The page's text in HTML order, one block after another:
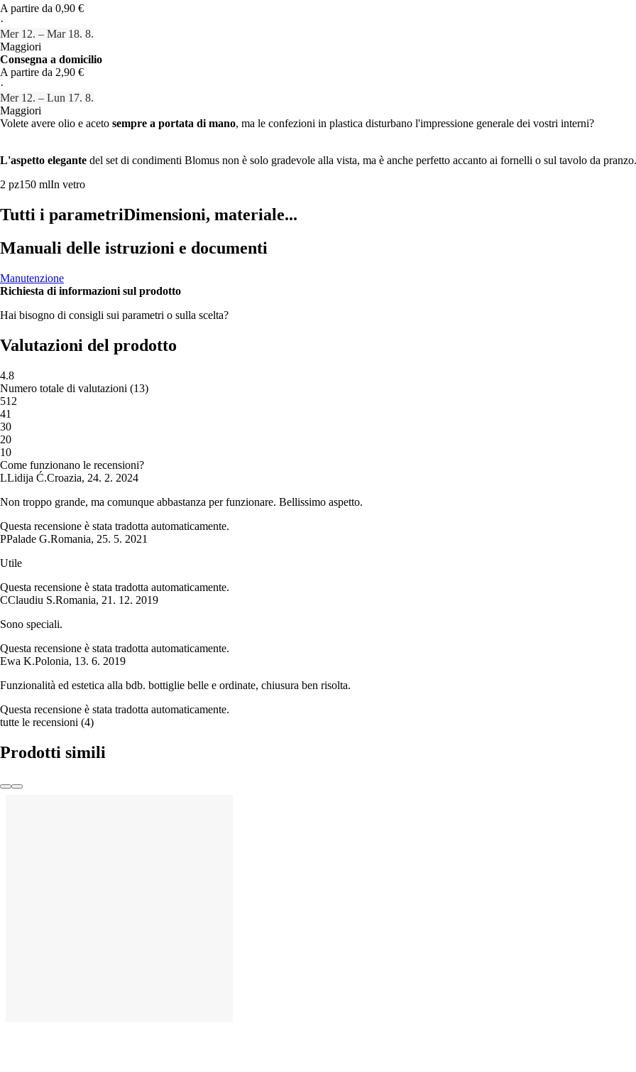
A partire da 0,90 €
·
Mer 12. – Mar 18. 8.
Maggiori
Consegna a domicilio
A partire da 2,90 €
·
Mer 12. – Lun 17. 8.
Maggiori
Volete avere olio e aceto sempre a portata di mano, ma le confezioni in plastica disturbano l'impressione generale dei vostri interni?
L'aspetto elegante del set di condimenti Blomus non è solo gradevole alla vista, ma è anche perfetto accanto ai fornelli o sul tavolo da pranzo.
2 pz150 mlIn vetro
Tutti i parametriDimensioni, materiale...
Manuali delle istruzioni e documenti
Manutenzione
Richiesta di informazioni sul prodotto
Hai bisogno di consigli sui parametri o sulla scelta?
Valutazioni del prodotto
4.8
Numero totale di valutazioni (13)
512
41
30
20
10
Come funzionano le recensioni?
LLidija Ć.Croazia, 24. 2. 2024
Non troppo grande, ma comunque abbastanza per funzionare. Bellissimo aspetto.
Questa recensione è stata tradotta automaticamente.
PPalade G.Romania, 25. 5. 2021
Utile
Questa recensione è stata tradotta automaticamente.
CClaudiu S.Romania, 21. 12. 2019
Sono speciali.
Questa recensione è stata tradotta automaticamente.
Ewa K.Polonia, 13. 6. 2019
Funzionalità ed estetica alla bdb. bottiglie belle e ordinate, chiusura ben risolta.
Questa recensione è stata tradotta automaticamente.
tutte le recensioni (4)
Prodotti simili